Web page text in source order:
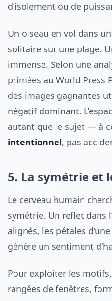
d’isolement ou de
Un oiseau en vol dans
solitaire sur une plage.
immense. Selon une
primées au World Press
des images gagnantes
négatif dominant.
autant que le sujet — à
intentionnel, pas
5. La symétrie et
Le cerveau humain
symétrie. Un reflet dans
alignés, les pétales
génère un sentiment
Pour exploiter les
rangées de fenêtres,